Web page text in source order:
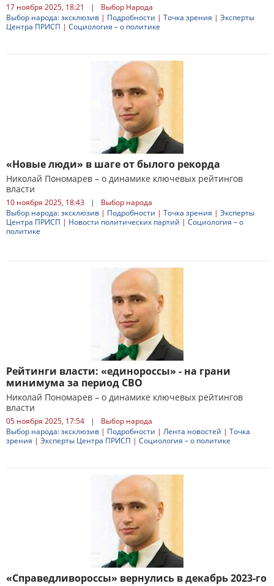
17 ноября 2025, 18:21 |
Выбор Народа
Выбор народа: эксклюзив | Подробности | Точка зрения | Эксперты
Центра ПРИСП | Социология – о политике
«Новые люди» в шаге от былого рекорда
Николай Пономарев – о динамике ключевых рейтингов
власти
10 ноября 2025, 18:43 |
Выбор народа
Выбор народа: эксклюзив | Подробности | Точка зрения | Эксперты
Центра ПРИСП | Новости политических партий | Социология – о
политике
Рейтинги власти: «единороссы» - на грани
минимума за период СВО
Николай Пономарев – о динамике ключевых рейтингов
власти
05 ноября 2025, 17:54 |
Выбор народа
Выбор народа: эксклюзив | Подробности | Лента новостей | Точка
зрения | Эксперты Центра ПРИСП | Социология – о политике
«Справедливороссы» вернулись в декабрь 2023-го